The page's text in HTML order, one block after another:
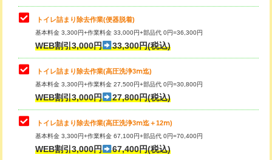
トイレ詰まり除去作業(便器脱着)
基本料金 3,300円+作業料金 33,000円+部品代 0円=36,300円
WEB割引3,000円 33,300円(税込)
トイレ詰まり除去作業(高圧洗浄3ⅿ迄)
基本料金 3,300円+作業料金 27,500円+部品代 0円=30,800円
WEB割引3,000円 27,800円(税込)
トイレ詰まり除去作業(高圧洗浄3ⅿ迄＋12ⅿ)
基本料金 3,300円+作業料金 67,100円+部品代 0円=70,400円
WEB割引3,000円 67,400円(税込)